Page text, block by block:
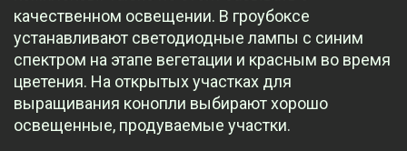
качественном освещении. В гроубоксе
устанавливают светодиодные лампы с синим
спектром на этапе вегетации и красным во время
цветения. На открытых участках для
выращивания конопли выбирают хорошо
освещенные, продуваемые участки.